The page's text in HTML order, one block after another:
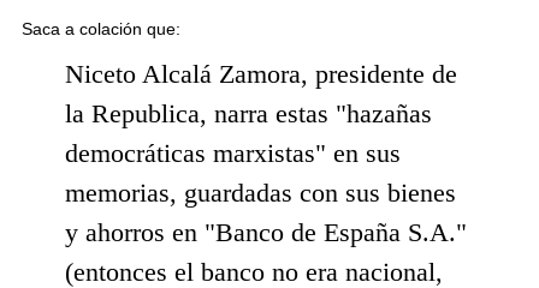
Saca a colación que:
Niceto Alcalá Zamora, presidente de
la Republica, narra estas "hazañas
democráticas marxistas" en sus
memorias, guardadas con sus bienes
y ahorros en "Banco de España S.A."
(entonces el banco no era nacional,